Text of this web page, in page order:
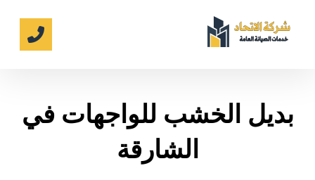
بديل الخشب للواجهات في
الشارقة